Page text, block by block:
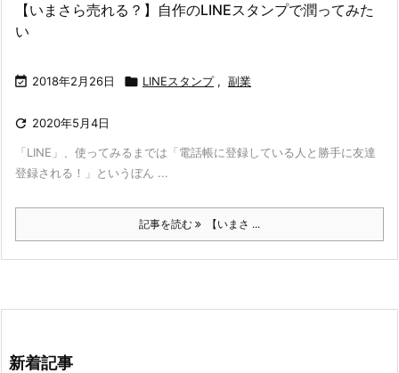
【いまさら売れる？】自作のLINEスタンプで潤ってみた
い
 2018年2月26日  LINEスタンプ , 副業
 2020年5月4日
「LINE」、使ってみるまでは「電話帳に登録している人と勝手に友達
登録される！」というぼん ...
記事を読む 【いまさ ...
新着記事